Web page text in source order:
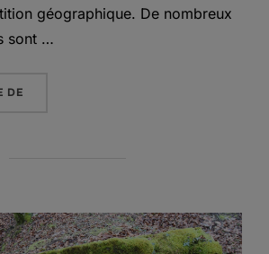
géographique. De nombreux
sont …
DE